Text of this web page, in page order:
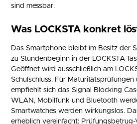
sind messbar.
Was LOCKSTA konkret
Das Smartphone bleibt im Besitz der
zu Stundenbeginn in der LOCKSTA-
Geöffnet wird ausschließlich am
Schulschluss. Für
empfiehlt sich das Signal Blocking
WLAN, Mobilfunk und Bluetooth
Smartwatches werden wirkungslos.
erheblich vereinfacht: Prüfungsbetrug-